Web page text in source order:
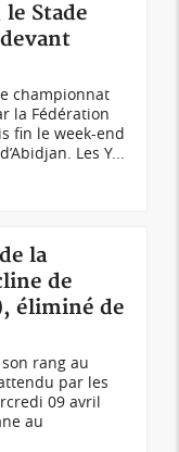
Stade
championnat
la Fédération
fin le week-end
Les Y...
la
de
éliminé de
son rang au
par les
09 avril
au